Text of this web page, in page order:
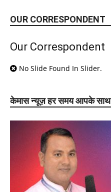
OUR CORRESPONDENT
Our Correspondent
No Slide Found In Slider.
केमास न्यूज़ हर समय आपके साथ